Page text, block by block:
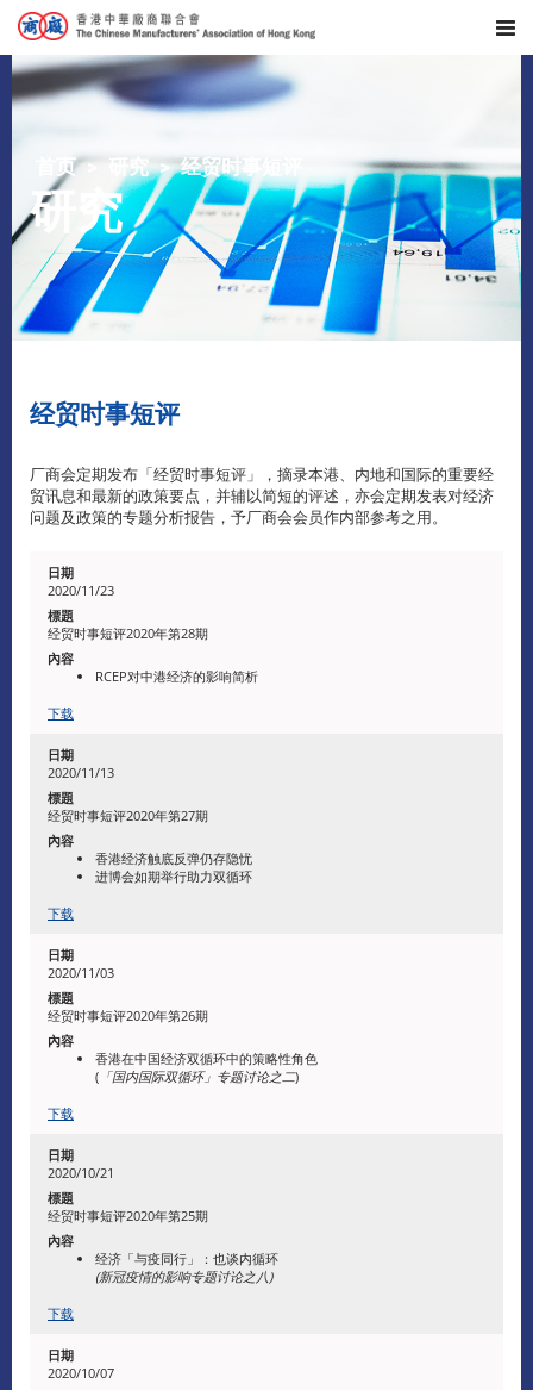
首页 研究 经贸时事短评
研究
经贸时事短评
厂商会定期发布「经贸时事短评」，摘录本港、内地和国际的重要经
贸讯息和最新的政策要点，并辅以简短的评述，亦会定期发表对经济
问题及政策的专题分析报告，予厂商会会员作内部参考之用。
2020/11/23
经贸时事短评2020年第28期
RCEP对中港经济的影响简析
下载
2020/11/13
经贸时事短评2020年第27期
香港经济触底反弹仍存隐忧
进博会如期举行助力双循环
下载
2020/11/03
经贸时事短评2020年第26期
香港在中国经济双循环中的策略性角色
( 「国内国际双循环」专题讨论之二)
下载
2020/10/21
经贸时事短评2020年第25期
经济「与疫同行」：也谈内循环
(新冠疫情的影响专题讨论之八)
下载
2020/10/07